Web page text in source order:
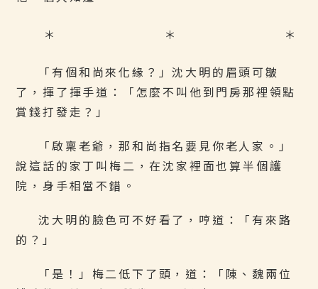
＊ ＊ ＊
「有個和尚來化緣？」沈大明的眉頭可皺
了，揮了揮手道：「怎麼不叫他到門房那裡領點
賞錢打發走？」
「啟稟老爺，那和尚指名要見你老人家。」
說這話的家丁叫梅二，在沈家裡面也算半個護
院，身手相當不錯。
沈大明的臉色可不好看了，哼道：「有來路
的？」
「是！」梅二低下了頭，道：「陳、魏兩位